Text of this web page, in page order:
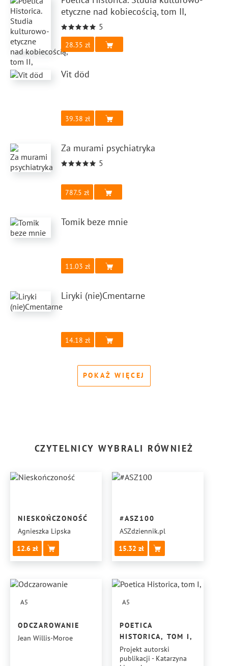
etyczne nad kobiecością, tom II,
5
28.35
Vit död
39.38
Za murami psychiatryka
5
787.5
Tomik beze mnie
11.03
Liryki (nie)Cmentarne
14.18
POKAŻ WIĘCEJ
CZYTELNICY WYBRALI RÓWNIEŻ
NIESKOŃCZONOŚĆ
Agnieszka Lipska
12.6
#ASZ100
ASZdziennik.pl
15.32
A5
ODCZAROWANIE
Jean Willis-Moroe
A5
POETICA
HISTORICA, TOM I,
Projekt autorski
publikacji - Katarzyna